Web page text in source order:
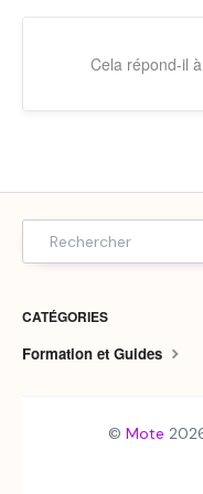
Cela répond-il
CATÉGORIES
Formation et Guides
©Mote